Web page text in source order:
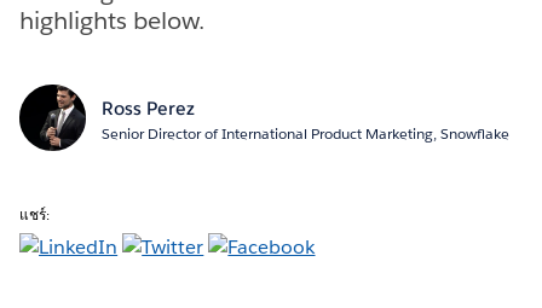
highlights below.
Ross Perez
Senior Director of International Product Marketing, Snowflake
แชร์: